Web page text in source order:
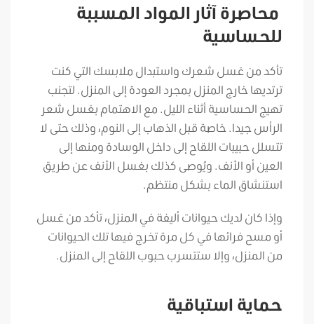
محاصرة آثار المواد المسببة
للحساسية
تأكد من غسل شعرك واستبدال ملابسك التي كنت
ترتديها خارج المنزل بمجرد العودة إلى المنزل. لتجنب
تهيج الحساسية أثناء الليل. مع الاهتمام بغسل شعر
الرأس جيدا. خاصة قبل الذهاب إلى النوم، وذلك حتى لا
تتسلل حبيبات اللقاح إلى داخل الوسادة ومنها إلى
العين أو الأنف. ويُوصى كذلك بغسل الأنف عن طريق
استنشاق الماء بشكل منتظم.
وإذا كان لديك حيوانات أليفة في المنزل، تأكد من غسل
أو مسح فرائها في كل مرة تخرج فيها تلك الحيوانات
من المنزل، وإلا ستتسرب حبوب اللقاح إلى المنزل.
حماية استباقية